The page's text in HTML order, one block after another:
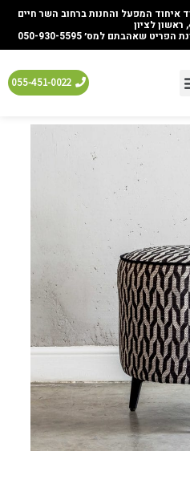
איחוד המפעל והחנות ברחוב השר חיים
למס׳ 050-930-5595
055-451-0022